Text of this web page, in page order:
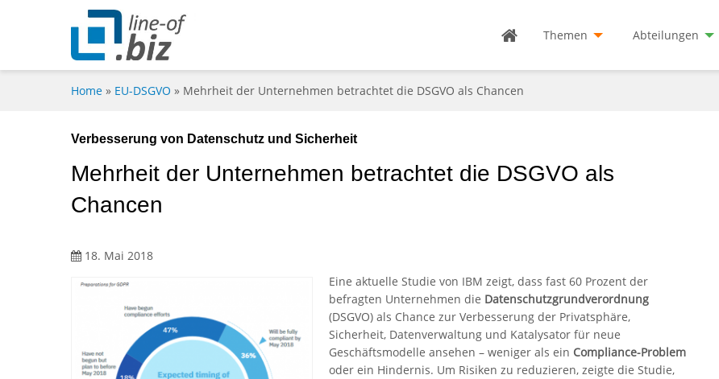
Themen Abteilungen
Home » EU-DSGVO » Mehrheit der Unternehmen betrachtet die DSGVO als Chancen
Verbesserung von Datenschutz und Sicherheit
Mehrheit der Unternehmen betrachtet die DSGVO als
Chancen
18. Mai 2018
Eine aktuelle Studie von IBM zeigt, dass fast 60 Prozent der
befragten Unternehmen die Datenschutzgrundverordnung
(DSGVO) als Chance zur Verbesserung der Privatsphäre,
Sicherheit, Datenverwaltung und Katalysator für neue
Geschäftsmodelle ansehen – weniger als ein Compliance-Problem
oder ein Hindernis. Um Risiken zu reduzieren, zeigte die Studie,